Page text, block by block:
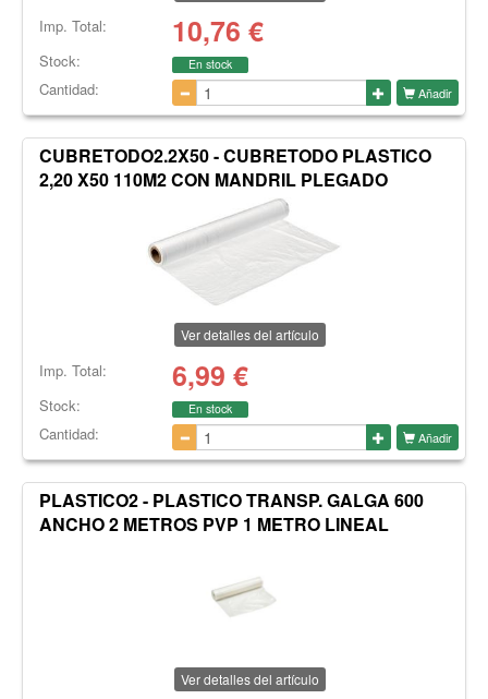
Imp. Total: 10,76 €
Stock: En stock
Cantidad: Añadir
CUBRETODO2.2X50 - CUBRETODO PLASTICO
2,20 X50 110M2 CON MANDRIL PLEGADO
Ver detalles del artículo
Imp. Total: 6,99 €
Stock: En stock
Cantidad: Añadir
PLASTICO2 - PLASTICO TRANSP. GALGA 600
ANCHO 2 METROS PVP 1 METRO LINEAL
Ver detalles del artículo